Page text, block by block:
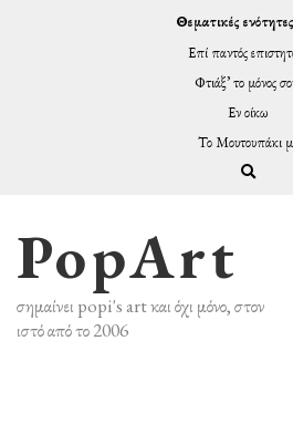
Θεματικές ενότητες
Επί παντός
Φτιάξ’ το μόνος
Εν οίκω
Το Μουτουπάκι
PopArt
σημαίνει popi's art και όχι μόνο, στον
ιστό από το 2006